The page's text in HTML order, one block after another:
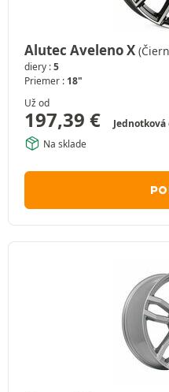
Alutec Aveleno X
diery :5
Priemer : 18"
Už od
197,39 €
Jednotková
Na sklade